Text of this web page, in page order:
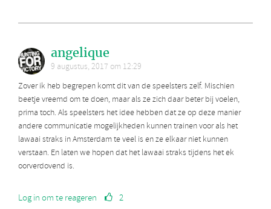
angelique
9 augustus, 2017 om 12:29
Zover ik heb begrepen komt dit van de speelsters zelf. Mischien
beetje vreemd om te doen, maar als ze zich daar beter bij voelen,
prima toch. Als speelsters het idee hebben dat ze op deze manier
andere communicatie mogelijkheden kunnen trainen voor als het
lawaai straks in Amsterdam te veel is en ze elkaar niet kunnen
verstaan. En laten we hopen dat het lawaai straks tijdens het ek
oorverdovend is.
Log in om te reageren 2